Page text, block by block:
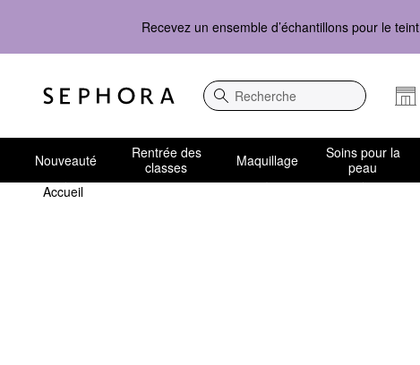
Recevez un ensemble d’échantillons pour le teint
Recherche
Nouveauté
Rentrée des
classes
Maquillage
Soins pour la
peau
Accueil